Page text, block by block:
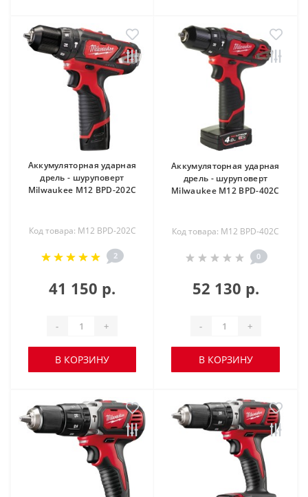
Аккумуляторная ударная
дрель - шуруповерт
Milwaukee M12 BPD-202С
Код товара: M12 BPD-202C
2
41 150 р.
- +
В КОРЗИНУ
Аккумуляторная ударная
дрель - шуруповерт
Milwaukee M12 BPD-402С
Код товара: M12 BPD-402C
0
52 130 р.
- +
В КОРЗИНУ